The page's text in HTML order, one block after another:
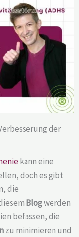
der
kann eine
doch es gibt
die
Blogwerden
befassen, die
zu minimieren und